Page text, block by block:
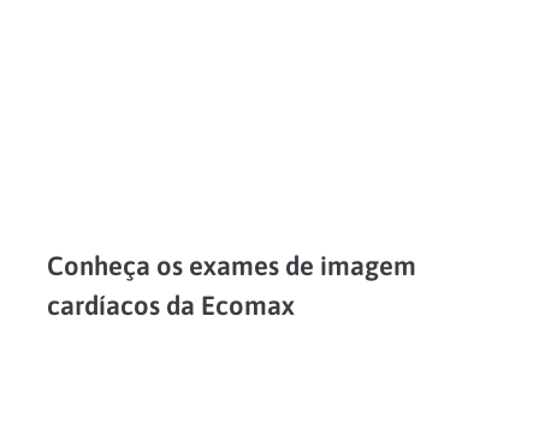
Conheça os exames de imagem
cardíacos da Ecomax